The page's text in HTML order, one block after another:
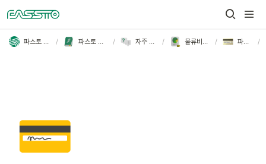
파스토 FASSTO / 파스토 사용 가이드 / 자주 묻는 질문 / 물류비관리 FAQ / 파스토페이 /
💳